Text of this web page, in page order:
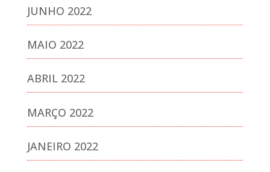
JUNHO 2022
MAIO 2022
ABRIL 2022
MARÇO 2022
JANEIRO 2022